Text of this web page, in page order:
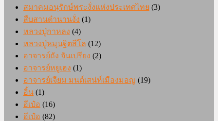
สมาคมอนุรักษ์พระงั่งแห่งประเทศไทย (3)
สืบสานตำนานงั่ง (1)
หลวงปู่กาหลง (4)
หลวงปู่หมุนฐิตสีโล (12)
อาจารย์ถัง จันเปรียง (2)
อาจารย์หยูเฮง (1)
อาจารย์เจียม มนต์เสน่ห์เมืองมอญ (19)
อิ้น (1)
อีเป๋อ (16)
อีเป๋อ (82)